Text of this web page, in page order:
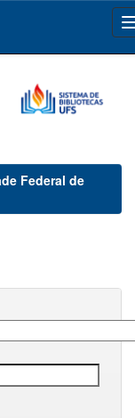
Federal de